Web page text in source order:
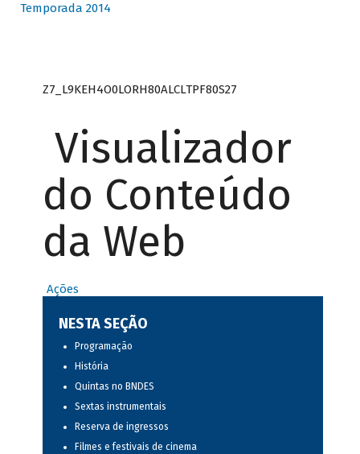
Temporada 2014
Z7_L9KEH4O0LORH80ALCLTPF80S27
Visualizador
do Conteúdo
da Web
Ações
NESTA SEÇÃO
Programação
História
Quintas no BNDES
Sextas instrumentais
Reserva de ingressos
Filmes e festivais de cinema